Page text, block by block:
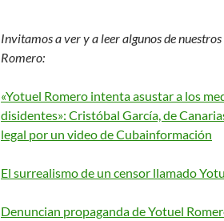
Invitamos a ver y a leer algunos de
Romero:
«Yotuel Romero intenta asustar a los
disidentes»: Cristóbal García, de
legal por un video de Cubainformación
El surrealismo de un censor llamado
Denuncian propaganda de Yotuel